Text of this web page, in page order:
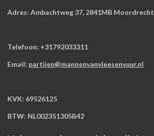
Adres: Ambachtweg 37, 2841MB Moordrecht
Telefoon: +31792033311
Email: partijen@mannenvanvleesenvuur.nl
KVK: 69526125
BTW: NL002351305B42